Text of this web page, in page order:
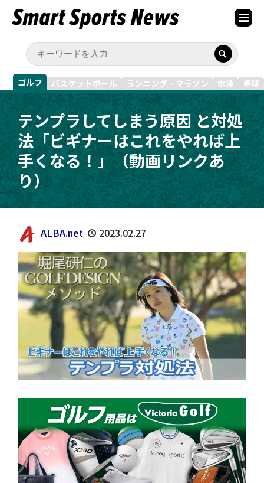
ゴルフ バスケットボール ランニング・マラソン 水泳 卓球
テンプラしてしまう原因 と対処
法「ビギナーはこれをやれば上
手くなる！」（動画リンクあ
り）
ALBA.net 2023.02.27